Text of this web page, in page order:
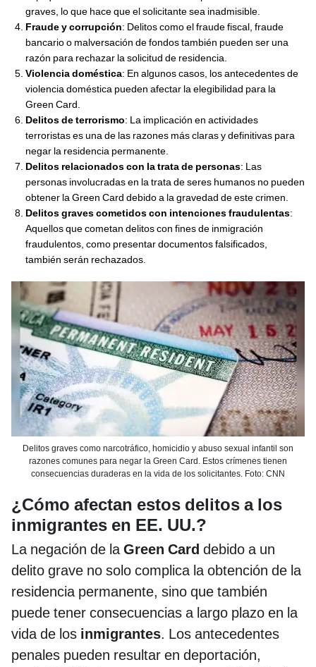
graves, lo que hace que el solicitante sea inadmisible.
Fraude y corrupción: Delitos como el fraude fiscal, fraude
bancario o malversación de fondos también pueden ser una
razón para rechazar la solicitud de residencia.
Violencia doméstica: En algunos casos, los antecedentes de
violencia doméstica pueden afectar la elegibilidad para la
Green Card.
Delitos de terrorismo: La implicación en actividades
terroristas es una de las razones más claras y definitivas para
negar la residencia permanente.
Delitos relacionados con la trata de personas: Las
personas involucradas en la trata de seres humanos no pueden
obtener la Green Card debido a la gravedad de este crimen.
Delitos graves cometidos con intenciones fraudulentas:
Aquellos que cometan delitos con fines de inmigración
fraudulentos, como presentar documentos falsificados,
también serán rechazados.
Delitos graves como narcotráfico, homicidio y abuso sexual infantil son
razones comunes para negar la Green Card. Estos crímenes tienen
consecuencias duraderas en la vida de los solicitantes. Foto: CNN
¿Cómo afectan estos delitos a los
inmigrantes en EE. UU.?
La negación de laGreen Card debido a un
delito grave no solo complica la obtención de la
residencia permanente, sino que también
puede tener consecuencias a largo plazo en la
vida de los inmigrantes. Los antecedentes
penales pueden resultar en deportación,